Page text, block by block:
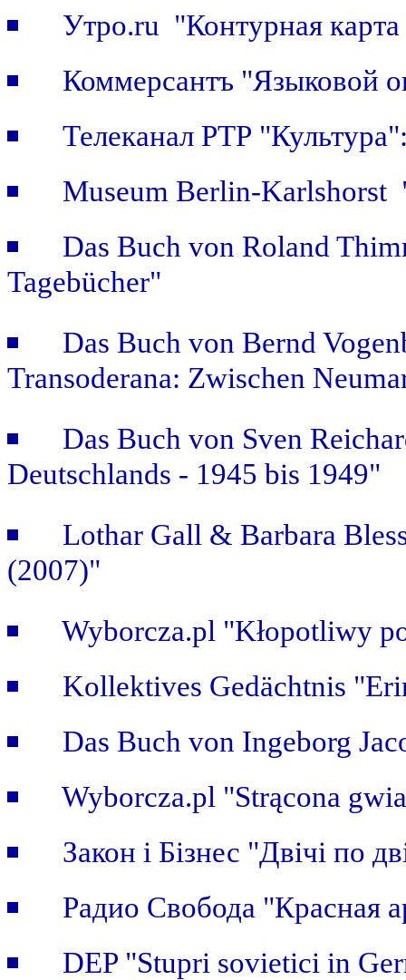
Утро.ru "Контурная
Коммерсантъ "Языковой
Телеканал РТР
Museum Berlin-Karlshorst
Das Buch von Roland
Tagebücher"
Das Buch von Bernd
Transoderana: Zwischen
Das Buch von Sven
Deutschlands - 1945 bis 1949"
Lothar Gall & Barbara
(2007)"
Wyborcza.pl "Kłopotliwy
Kollektives Gedächtnis
Das Buch von Ingeborg
Wyborcza.pl "Strącona
Закон i Бiзнес "Двічі по
Радио Свобода "Красная
DEP "Stupri sovietici in